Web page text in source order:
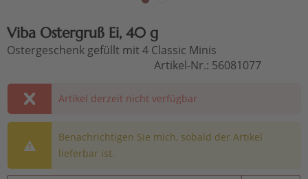
Viba Ostergruß Ei, 40 g
Ostergeschenk gefüllt mit 4 Classic Minis
Artikel-Nr.: 56081077
Artikel derzeit nicht verfügbar
Benachrichtigen Sie mich, sobald der Artikel
lieferbar ist.